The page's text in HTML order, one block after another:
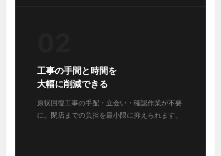
工事の手間と時間を
大幅に削減できる
原状回復工事の手配・立会い・確認作業が不要
に。閉店までの負担を最小限に抑えられます。